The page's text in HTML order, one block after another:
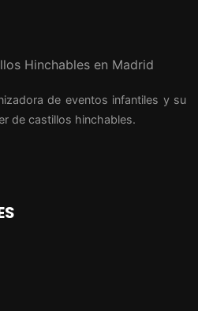
de eventos infantiles y su
de castillos hinchables.